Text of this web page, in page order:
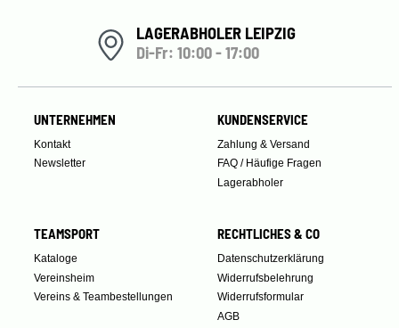
LAGERABHOLER LEIPZIG
Di-Fr: 10:00 - 17:00
UNTERNEHMEN
Kontakt
Newsletter
KUNDENSERVICE
Zahlung & Versand
FAQ / Häufige Fragen
Lagerabholer
TEAMSPORT
Kataloge
Vereinsheim
Vereins & Teambestellungen
RECHTLICHES & CO
Datenschutzerklärung
Widerrufsbelehrung
Widerrufsformular
AGB